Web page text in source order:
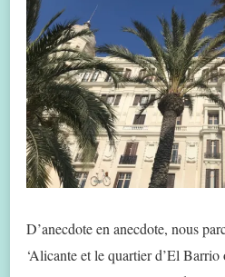
D’anecdote en anecdote, nous
‘Alicante et le quartier d’El